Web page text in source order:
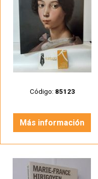
Código: 85123
Más información